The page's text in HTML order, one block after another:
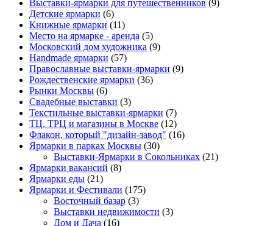
Выставки-ярмарки для путешественников (9)
Детские ярмарки (6)
Книжные ярмарки (11)
Место на ярмарке - аренда (5)
Московский дом художника (9)
Нandmade ярмарки (57)
Православные выставки-ярмарки (9)
Рождественские ярмарки (36)
Рынки Москвы (6)
Свадебные выставки (3)
Текстильные выставки-ярмарки (7)
ТЦ, ТРЦ и магазины в Москве (12)
Флакон, который "дизайн-завод" (16)
Ярмарки в парках Москвы (30)
Выставки-Ярмарки в Сокольниках (21)
Ярмарки вакансий (8)
Ярмарки еды (21)
Ярмарки и Фестивали (175)
Восточный базар (3)
Выставки недвижимости (3)
Дом и Дача (16)